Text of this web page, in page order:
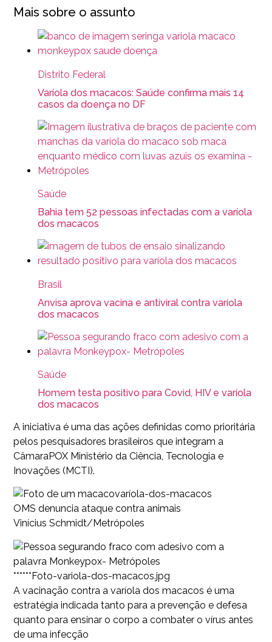
Mais sobre o assunto
Distrito Federal
Varíola dos macacos: Saúde confirma mais 14
casos da doença no DF
Saúde
Bahia tem 52 pessoas infectadas com a varíola
dos macacos
Brasil
Anvisa aprova vacina e antiviral contra varíola
dos macacos
Saúde
Homem testa positivo para Covid, HIV e varíola
dos macacos
A iniciativa é uma das ações definidas como prioritária
pelos pesquisadores brasileiros que integram a
CâmaraPOX Ministério da Ciência, Tecnologia e
Inovações (MCTI).
varíola-dos-macacos
OMS denuncia ataque contra animais
Vinícius Schmidt/Metrópoles
******Foto-variola-dos-macacos.jpg
A vacinação contra a varíola dos macacos é uma
estratégia indicada tanto para a prevenção e defesa
quanto para ensinar o corpo a combater o vírus antes
de uma infecção